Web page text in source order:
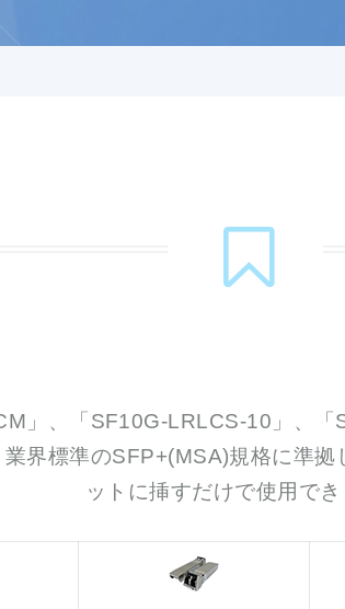
」、「SF10G-LRLCS-10」、
界標準のSFP+(MSA)規格に準
ットに挿すだけで使用でき